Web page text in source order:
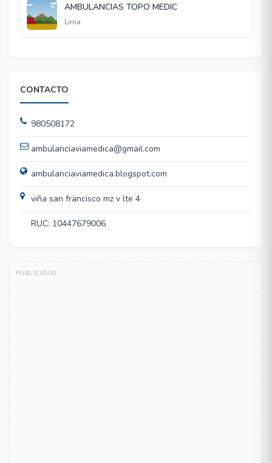
AMBULANCIAS TOPO MEDIC
Lima
CONTACTO
980508172
ambulanciaviamedica@gmail.com
ambulanciaviamedica.blogspot.com
viña san francisco mz v lte 4
RUC: 10447679006